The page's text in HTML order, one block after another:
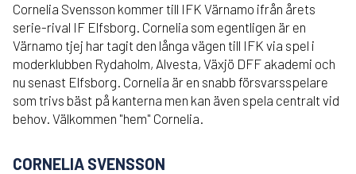
Cornelia Svensson kommer till IFK Värnamo ifrån årets
serie-rival IF Elfsborg. Cornelia som egentligen är en
Värnamo tjej har tagit den långa vägen till IFK via spel i
moderklubben Rydaholm, Alvesta, Växjö DFF akademi och
nu senast Elfsborg. Cornelia är en snabb försvarsspelare
som trivs bäst på kanterna men kan även spela centralt vid
behov. Välkommen "hem" Cornelia.
CORNELIA SVENSSON